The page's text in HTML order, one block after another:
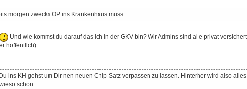
morgen zwecks OP ins Krankenhaus muss
Und wie kommst du darauf das ich in der GKV bin? Wir Admins sind alle privat
hoffentlich).
ins KH gehst um Dir nen neuen Chip-Satz verpassen zu lassen. Hinterher wird also
schon.